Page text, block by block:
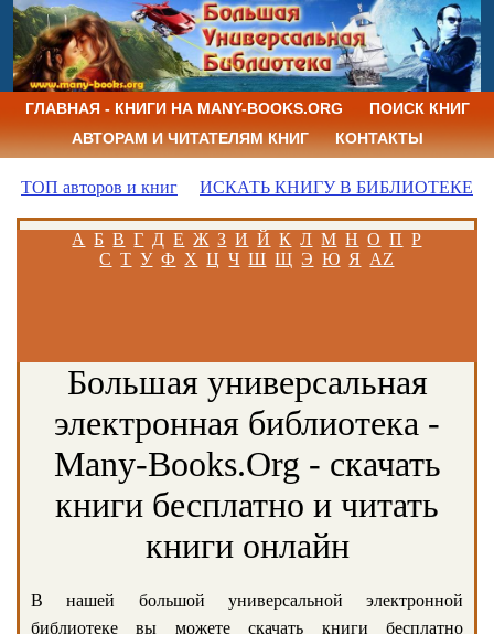
ГЛАВНАЯ - КНИГИ НА MANY-BOOKS.ORG
ПОИСК КНИГ
АВТОРАМ И ЧИТАТЕЛЯМ КНИГ
КОНТАКТЫ
ТОП авторов и книг ИСКАТЬ КНИГУ В БИБЛИОТЕКЕ
А Б В Г Д Е Ж З И Й К Л М Н О П Р
С Т У Ф Х Ц Ч Ш Щ Э Ю Я AZ
Большая универсальная
электронная библиотека -
Many-Books.Org - скачать
книги бесплатно и читать
книги онлайн
В нашей большой универсальной электронной
библиотеке вы можете скачать книги бесплатно